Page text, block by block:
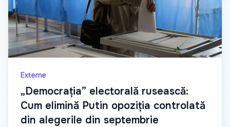
Externe
„Democrația” electorală rusească:
Cum elimină Putin opoziția controlată
din alegerile din septembrie